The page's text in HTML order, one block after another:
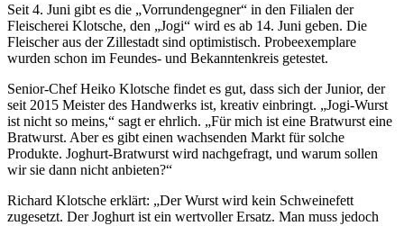
Seit 4. Juni gibt es die „Vorrundengegner“ in den Filialen der
Fleischerei Klotsche, den „Jogi“ wird es ab 14. Juni geben. Die
Fleischer aus der Zillestadt sind optimistisch. Probeexemplare
wurden schon im Feundes- und Bekanntenkreis getestet.
Senior-Chef Heiko Klotsche findet es gut, dass sich der Junior, der
seit 2015 Meister des Handwerks ist, kreativ einbringt. „Jogi-Wurst
ist nicht so meins,“ sagt er ehrlich. „Für mich ist eine Bratwurst eine
Bratwurst. Aber es gibt einen wachsenden Markt für solche
Produkte. Joghurt-Bratwurst wird nachgefragt, und warum sollen
wir sie dann nicht anbieten?“
Richard Klotsche erklärt: „Der Wurst wird kein Schweinefett
zugesetzt. Der Joghurt ist ein wertvoller Ersatz. Man muss jedoch